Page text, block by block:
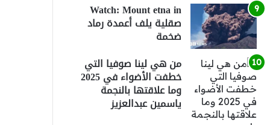
Watch: Mount etna in
صقلية يلف أعمدة رماد
ضخمة
من هي لينا صوفيا التي
خطفت الأضواء في 2025
وما علاقتها بالنجمة
ياسمين عبدالعزيز